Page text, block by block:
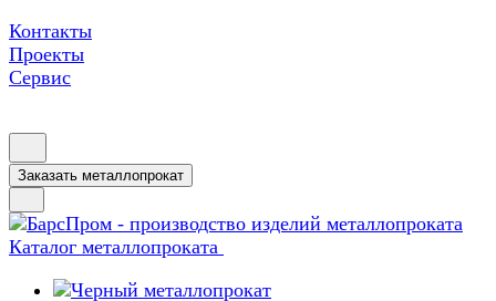
Контакты
Проекты
Сервис
Заказать металлопрокат
Каталог металлопроката